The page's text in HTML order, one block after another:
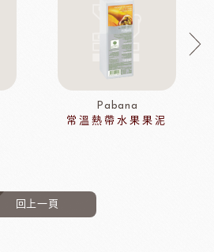
Pabana
常溫熱帶水果果泥
回上一頁